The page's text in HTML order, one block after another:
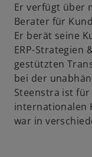
Er verfügt über
Berater für
Er berät seine
ERP-Strategien
gestützten
bei der
Steenstra ist
internationalen
war in